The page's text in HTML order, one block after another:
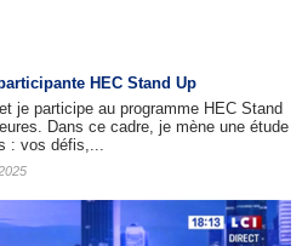
HEC Stand Up
je participe au programme HEC Stand
Dans ce cadre, je mène une étude
: vos défis,...